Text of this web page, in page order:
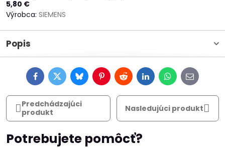
5,80 €
Výrobca: SIEMENS
Popis
FacebookTwitterBlueskyPinterestRedditLinkedInWhatsApp
E-
mail
Predchádzajúci
produkt
Nasledujúci produkt
Potrebujete pomôcť?